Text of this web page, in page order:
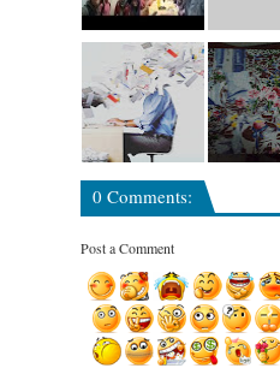
0 Comments:
Post a Comment